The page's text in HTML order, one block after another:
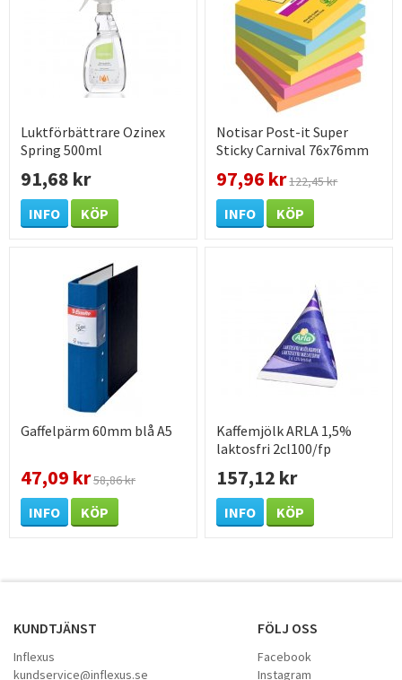
Luktförbättrare Ozinex
Spring 500ml
91,68 kr
INFO KÖP
Notisar Post-it Super
Sticky Carnival 76x76mm
97,96 kr122,45 kr
INFO KÖP
Gaffelpärm 60mm blå A5
47,09 kr58,86 kr
INFO KÖP
Kaffemjölk ARLA 1,5%
laktosfri 2cl100/fp
157,12 kr
INFO KÖP
KUNDTJÄNST
Inflexus
kundservice@inflexus.se
FÖLJ OSS
Facebook
Instagram